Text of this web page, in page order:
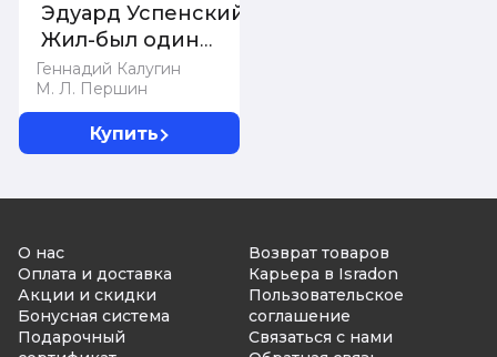
Геннадий Калугин
М. Л. Першин
Эдуард Успенский.
Жил-был один
писатель
Купить
О нас
Оплата и доставка
Акции и скидки
Бонусная система
Подарочный
Возврат товаров
Карьера в Isradon
Пользовательское
соглашение
Связаться с нами